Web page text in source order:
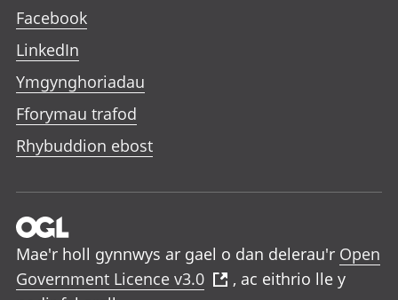
Facebook
LinkedIn
Ymgynghoriadau
Fforymau trafod
Rhybuddion ebost
Mae'r holl gynnwys ar gael o dan delerau'r Open
Government Licence v3.0
, ac eithrio lle y